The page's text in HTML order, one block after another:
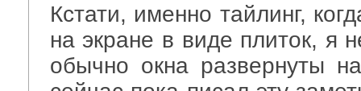
Кстати, именно тайлинг,
на экране в виде плиток, я
обычно окна развернуты